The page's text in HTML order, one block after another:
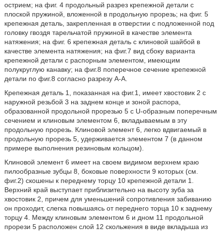
острием; на фиг. 4 продольный разрез крепежной детали с
плоской пружиной, вложенной в продольную прорезь; на фиг. 5
крепежная деталь, закрепленная в отверстии с подложенной под
головку гвоздя тарельчатой пружиной в качестве элемента
натяжения; на фиг. 6 крепежная деталь с клиновой шайбой в
качестве элемента натяжения; на фиг.7 вид сбоку варианта
крепежной детали с распорным элементом, имеющим
полукруглую канавку; на фиг.8 поперечное сечение крепежной
детали по фиг.8 согласно разрезу А-А.
Крепежная деталь 1, показанная на фиг.1, имеет хвостовик 2 с
наружной резьбой 3 на заднем конце и зоной распора,
образованной продольной прорезью 5 с U-образным поперечным
сечением и клиновым элементом 6, вкладываемым в эту
продольную прорезь. Клиновой элемент 6, легко вдвигаемый в
продольную прорезь 5, удерживается элементом 7 (в данном
примере выполнения резиновым кольцом).
Клиновой элемент 6 имеет на своем видимом верхнем краю
пилообразные зубцы 8, боковые поверхности 9 которых (см.
фиг.2) скошены к переднему торцу 10 крепежной детали 1.
Верхний край выступает приблизительно на высоту зуба за
хвостовик 2, причем для уменьшений сопротивления забиванию
он проходит, слегка повышаясь от переднего торца 10 к заднему
торцу 4. Между клиновым элементом 6 и дном 11 продольной
прорези 5 расположен слой 12 скольжения в виде вкладыша из